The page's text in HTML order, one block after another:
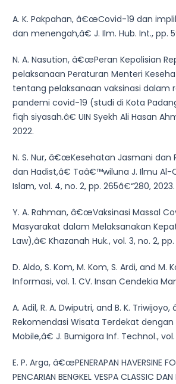
A. K. Pakpahan, â€œCovid-19 dan
dan menengah,â€ J. Ilm. Hub. Int., pp.
N. A. Nasution, â€œPeran Kepolisian
pelaksanaan Peraturan Menteri
tentang pelaksanaan vaksinasi dalam
pandemi covid-19 (studi di Kota
fiqh siyasah.â€ UIN Syekh Ali Hasan
2022.
N. S. Nur, â€œKesehatan Jasmani
dan Hadist,â€ Taâ€™wiluna J. Ilmu Al-
Islam, vol. 4, no. 2, pp. 265â€“280, 2023.
Y. A. Rahman, â€œVaksinasi Massal
Masyarakat dalam Melaksanakan
Law),â€ Khazanah Huk., vol. 3, no. 2,
D. Aldo, S. Kom, M. Kom, S. Ardi, and
Informasi, vol. 1. CV. Insan Cendekia
A. Adil, R. A. Dwiputri, and B. K.
Rekomendasi Wisata Terdekat
Mobile,â€ J. Bumigora Inf. Technol., vol.
E. P. Arga, â€œPENERAPAN HAVERSINE
PENCARIAN BENGKEL VESPA CLASSIC